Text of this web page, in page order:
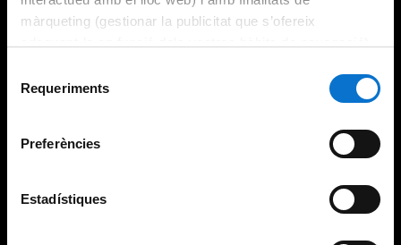
màrqueting (gestionar la publicitat que s’ofereix
consultar laPolítica de galetes del lloc web de la
Requeriments
Preferències
Estadístiques